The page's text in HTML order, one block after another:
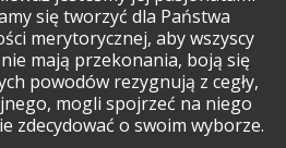
się tworzyć dla Państwa
merytorycznej, aby wszyscy
mają przekonania, boją się
powodów rezygnują z cegły,
mogli spojrzeć na niego
zdecydować o swoim wyborze.